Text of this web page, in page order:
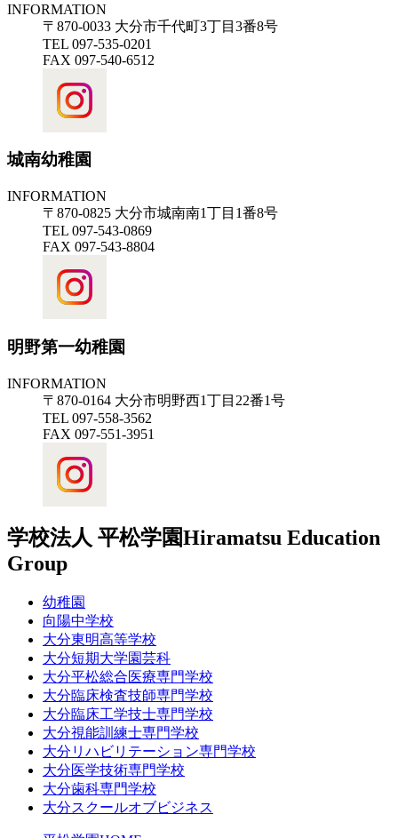
INFORMATION
〒870-0033 大分市千代町3丁目3番8号
TEL 097-535-0201
FAX 097-540-6512
城南幼稚園
INFORMATION
〒870-0825 大分市城南南1丁目1番8号
TEL 097-543-0869
FAX 097-543-8804
明野第一幼稚園
INFORMATION
〒870-0164 大分市明野西1丁目22番1号
TEL 097-558-3562
FAX 097-551-3951
学校法人 平松学園Hiramatsu Education
Group
幼稚園
向陽中学校
大分東明高等学校
大分短期大学園芸科
大分平松総合医療専門学校
大分臨床検査技師専門学校
大分臨床工学技士専門学校
大分視能訓練士専門学校
大分リハビリテーション専門学校
大分医学技術専門学校
大分歯科専門学校
大分スクールオブビジネス